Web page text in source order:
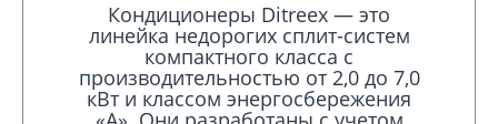
Кондиционеры Ditreex — это
линейка недорогих сплит-систем
компактного класса с
производительностью от 2,0 до 7,0
кВт и классом энергосбережения